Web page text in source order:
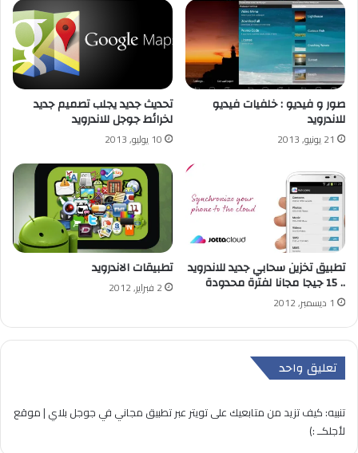
صور و فيديو : خلفيات فيديو
للاندرويد
21 يونيو, 2013
تحديث جديد يجلب تصميم جديد
لخرائط جوجل للاندرويد
10 يوليو, 2013
تطبيق تخزين سحابي جديد للاندرويد
.. 15 جيجا مجانا لفترة محدودة
1 ديسمبر, 2012
تطبيقات الاندرويد
2 فبراير, 2012
تعليق واحد
تنبيه:كيف تزيد من متابعيك على تويتر عبر تطبيق مجاني في جوجل بلاي | موقع
لأجلكــ :)